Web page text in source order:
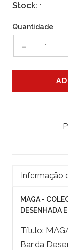
Stock: 1
Quantidade
-
Informação
MAGA -
DESENHADA
Título:
Banda